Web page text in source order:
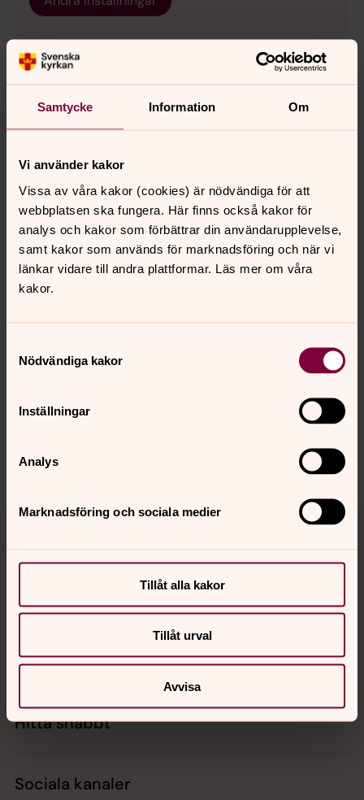
Samtycke Information Om
Vi använder kakor
Vissa av våra kakor (cookies) är nödvändiga för att
webbplatsen ska fungera. Här finns också kakor för
analys och kakor som förbättrar din användarupplevelse,
samt kakor som används för marknadsföring och när vi
länkar vidare till andra plattformar. Läs mer om våra
kakor.
Nödvändiga kakor
Inställningar
Analys
Marknadsföring och sociala medier
Tillåt alla kakor
Tillåt urval
Avvisa
Familj till familj på Norrmalm
Ett nätverk på facebook där du kan ge eller få hjälp. Vill
du stöjda - Swisha din gåva till 123 555 7483 och märk
gruppen »
Träffpunkter
Till våra verksamheter och träffpunkter är alla välkomna,
oavsett livsåskådning. Vi finns här för dig, i våra kyrkor
och församlingslokaler, genom personliga möten och
samtal. Vi ser fram emot att dela dagen med dig. Vi ses!
innehåll?
Dela
Tillbaka till toppen
Tillbaka till innehållet
Kontakt
Kalender
Hitta snabbt
Sociala kanaler